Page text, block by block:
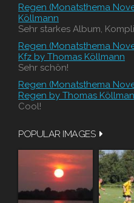
Regen (Monatsthema
Köllmann
Sehr starkes Album,
Regen (Monatsthema
Kfz by Thomas Köllmann
Sehr schön!
Regen (Monatsthema
Regen by Thomas
Cool!
POPULAR IMAGES